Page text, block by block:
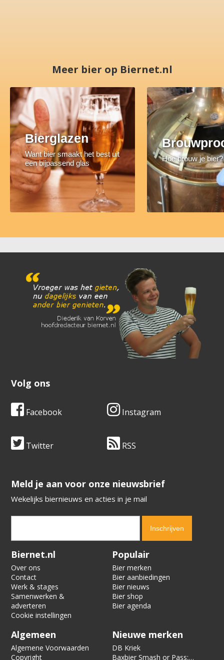
Meer bier op Biernet.nl
Bierglazen
Want bier smaakt het best uit
een bijpassend glas
Hoe brouw je bier?
Volg ons
Facebook Instagram
Twitter RSS
​​​​​​​Meld je aan voor onze nieuwsbrief
Wekelijks biernieuws en acties in je mail
Verification code:
Biernet.nl
Over ons
Contact
Werk & stages
Samenwerken &
adverteren
Cookie instellingen
Populair
Bier merken
Bier aanbiedingen
Bier nieuws
Bier shop
Bier agenda
Algemeen
Algemene Voorwaarden
Copyright
Nieuwe merken
DB Kriek
Baxbier Smash or Pass: